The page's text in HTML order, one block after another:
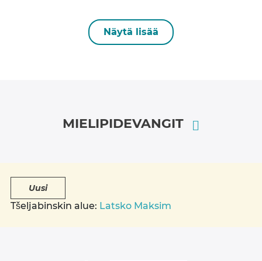
Näytä lisää
MIELIPIDEVANGIT
Uusi
Tšeljabinskin alue: Latsko Maksim